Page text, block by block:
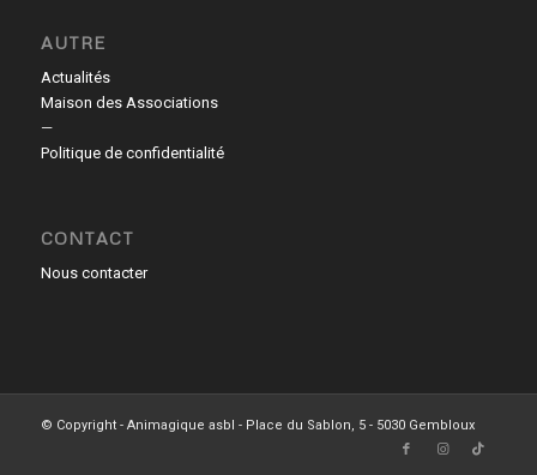
AUTRE
Actualités
Maison des Associations
—
Politique de confidentialité
CONTACT
Nous contacter
© Copyright - Animagique asbl - Place du Sablon, 5 - 5030 Gembloux